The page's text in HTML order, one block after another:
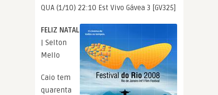
QUA (1/10) 22:10 Est Vivo Gávea 3 [GV325]
FELIZ NATAL
| Selton
Mello
Caio tem
quarenta